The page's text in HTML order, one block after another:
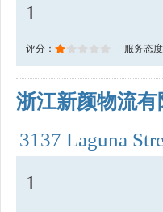
1
评分： 服务态度
浙江新颜物流有
3137 Laguna
1